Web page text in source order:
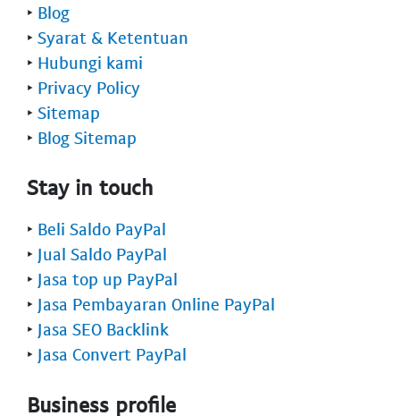
‣ Blog
‣ Syarat & Ketentuan
‣ Hubungi kami
‣ Privacy Policy
‣ Sitemap
‣ Blog Sitemap
Stay in touch
‣ Beli Saldo PayPal
‣ Jual Saldo PayPal
‣ Jasa top up PayPal
‣ Jasa Pembayaran Online PayPal
‣ Jasa SEO Backlink
‣ Jasa Convert PayPal
Business profile